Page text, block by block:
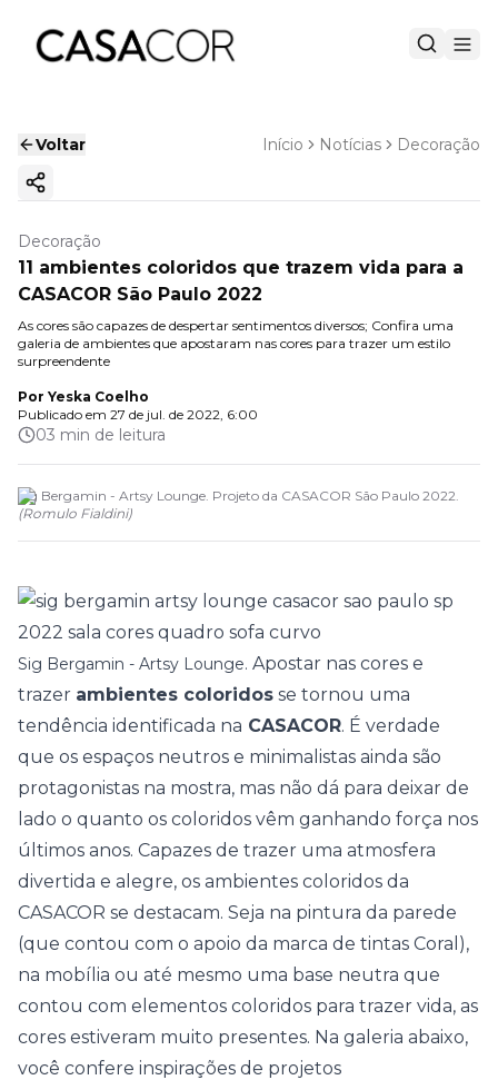
Voltar Início Notícias Decoração
Copiar link
Decoração
11 ambientes coloridos que trazem vida para a
CASACOR São Paulo 2022
As cores são capazes de despertar sentimentos diversos; Confira uma
galeria de ambientes que apostaram nas cores para trazer um estilo
surpreendente
Por Yeska Coelho
Publicado em 27 de jul. de 2022, 6:00
03 min de leitura
Sig Bergamin - Artsy Lounge. Projeto da CASACOR São Paulo 2022.
(Romulo Fialdini)
Sig Bergamin - Artsy Lounge. Apostar nas cores e
trazer ambientes coloridos se tornou uma
tendência identificada na CASACOR. É verdade
que os espaços neutros e minimalistas ainda são
protagonistas na mostra, mas não dá para deixar de
lado o quanto os coloridos vêm ganhando força nos
últimos anos. Capazes de trazer uma atmosfera
divertida e alegre, os ambientes coloridos da
CASACOR se destacam. Seja na pintura da parede
(que contou com o apoio da marca de tintas Coral ),
na mobília ou até mesmo uma base neutra que
contou com elementos coloridos para trazer vida, as
cores estiveram muito presentes. Na galeria abaixo,
você confere inspirações de projetos